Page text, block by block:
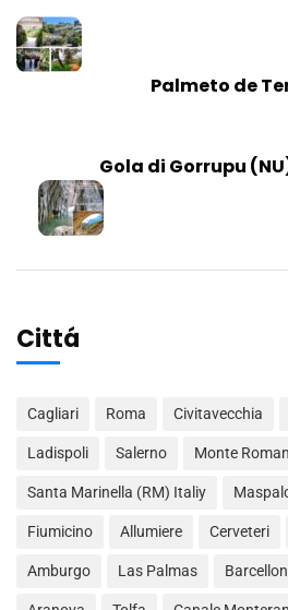
Palmeto de
Gola di Gorrupu
Cittá
Cagliari Roma Civitavecchia
Ladispoli Salerno Monte
Santa Marinella (RM) Italiy
Fiumicino Allumiere Cerveteri
Amburgo Las Palmas